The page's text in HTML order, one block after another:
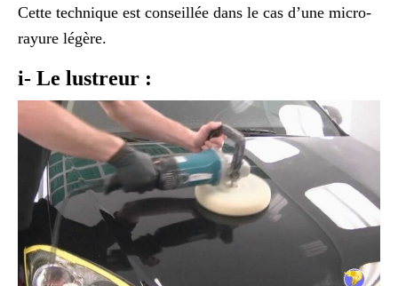
Cette technique est conseillée dans le cas d’une micro-
rayure légère.
i- Le lustreur :